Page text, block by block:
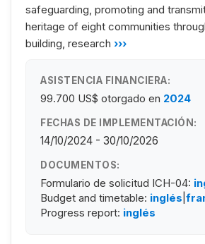
safeguarding, promoting and
heritage of eight communities
building, research ›››
ASISTENCIA FINANCIERA:
99.700 US$ otorgado en 2024
FECHAS DE IMPLEMENTACIÓN:
14/10/2024 - 30/10/2026
DOCUMENTOS:
Formulario de solicitud ICH-04:
Budget and timetable: inglés
Progress report: inglés